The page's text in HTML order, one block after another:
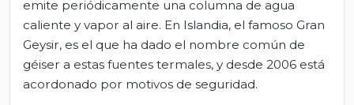
emite periódicamente una columna de agua
caliente y vapor al aire. En Islandia, el famoso Gran
Geysir, es el que ha dado el nombre común de
géiser a estas fuentes termales, y desde 2006 está
acordonado por motivos de seguridad.